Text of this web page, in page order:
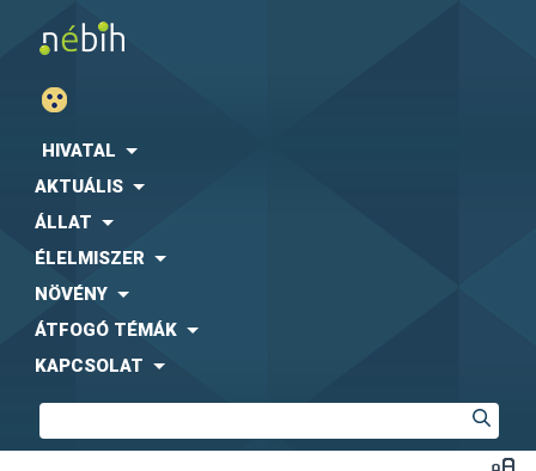
HIVATAL
AKTUÁLIS
ÁLLAT
ÉLELMISZER
NÖVÉNY
ÁTFOGÓ TÉMÁK
KAPCSOLAT